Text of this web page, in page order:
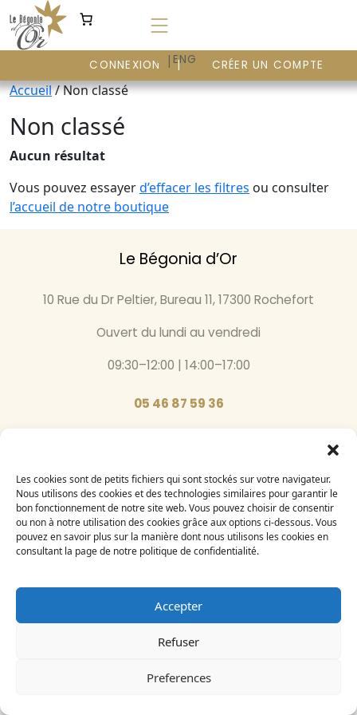
Les cookies sont de petits fichiers qui sont stockés sur votre navigateur.
Nous utilisons des cookies et des technologies similaires pour garantir le
bon fonctionnement de notre site web. Vous pouvez choisir de consentir
ou non à notre utilisation des cookies grâce aux options ci-dessous. Vous
pouvez en savoir plus sur la manière dont nous utilisons les cookies en
consultant la page de notre politique de confidentialité.
Accepter
Refuser
Preferences
au
contenu
FR | ENG
CONNEXION CRÉER UN COMPTE
Accueil/ Non classé
Non classé
Aucun résultat
Vous pouvez essayerd’effacer les filtres ou consulter
l’accueil de notre boutique
Le Bégonia d’Or
10 Rue du Dr Peltier, Bureau 11, 17300 Rochefort
Ouvert du lundi au vendredi
09:30–12:00 | 14:00–17:00
05 46 87 59 36
Email
Création parAdelysnet